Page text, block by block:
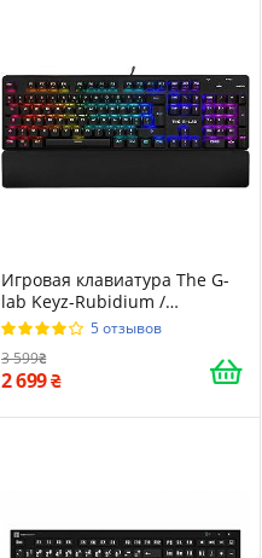
Игровая клавиатура The G-
lab Keyz-Rubidium /
Механическая / Red Switches
5 отзывов
3 599
2 699